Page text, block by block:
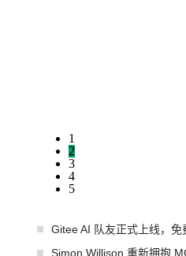
1
2
3
4
5
Gitee AI 队友正式上线，
Simon Willison 重新拥抱